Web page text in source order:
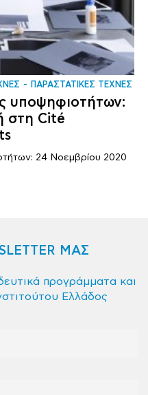
ΠΑΡΑΣΤΑΤΙΚΕΣ ΤΕΧΝΕΣ
υποψηφιοτήτων:
στη Cité
24 Νοεμβρίου 2020
ΜΑΣ
προγράμματα και
Ελλάδος